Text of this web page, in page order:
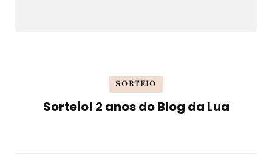
SORTEIO
Sorteio! 2 anos do Blog da Lua